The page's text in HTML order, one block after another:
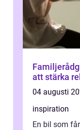
att stärka
04 augusti
inspiration
En bil som